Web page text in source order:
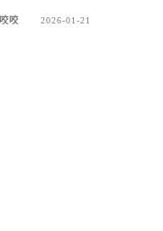
咬咬 2026-01-21